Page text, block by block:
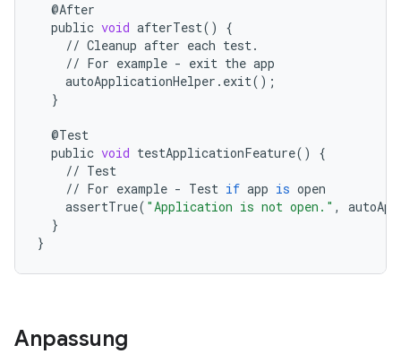
@After
public void afterTest()
{
// Cleanup after each test.
// For example - exit the app
autoApplicationHelper . exit();
}
@Test
public void testApplicationFeature()
{
// Test
// For example - Test if app is open
assertTrue( "Application is not open." ,
}
}
Anpassung